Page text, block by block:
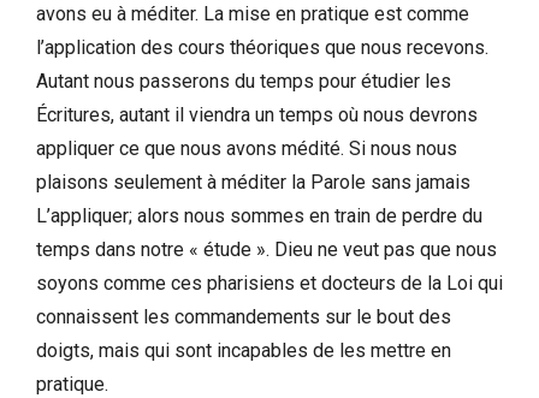
avons eu à méditer. La mise en pratique est comme
l’application des cours théoriques que nous recevons.
Autant nous passerons du temps pour étudier les
Écritures, autant il viendra un temps où nous devrons
appliquer ce que nous avons médité. Si nous nous
plaisons seulement à méditer la Parole sans jamais
L’appliquer; alors nous sommes en train de perdre du
temps dans notre « étude ». Dieu ne veut pas que nous
soyons comme ces pharisiens et docteurs de la Loi qui
connaissent les commandements sur le bout des
doigts, mais qui sont incapables de les mettre en
pratique.